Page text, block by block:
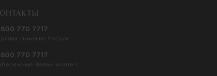
770 7717
линия по России
770 7717
Челны women